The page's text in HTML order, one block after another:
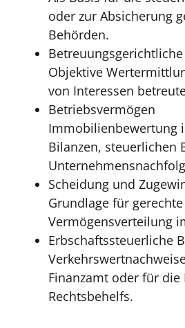
oder zur Absicherung
Behörden.
Objektive
von Interessen
Betriebsvermögen
Immobilienbewertung
Bilanzen, steuerlichen
Scheidung und
Grundlage für gerechte
Vermögensverteilung
Erbschaftssteuerliche
Finanzamt oder für die
Rechtsbehelfs.